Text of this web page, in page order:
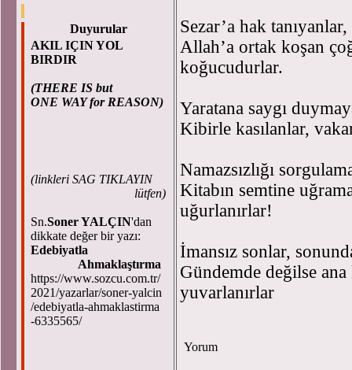
Duyurular
AKIL IÇIN YOL
BIRDIR
(THERE IS but
ONE WAY for REASON)
(linkleri SAG TIKLAYIN
lütfen)
Sn.Soner YALÇIN'dan
dikkate değer bir yazı:
Edebiyatla
Ahmaklaştırma
https://www.sozcu.com.tr/
2021/yazarlar/soner-yalcin
/edebiyatla-ahmaklastirma
-6335565/
Sezar’a hak
Allah’a ortak koşan
koğucudurlar.
Yaratana saygı
Kibirle kasılanlar,
Namazsızlığı
Kitabın semtine
uğurlanırlar!
İmansız sonlar,
Gündemde değilse
yuvarlanırlar
Yorum